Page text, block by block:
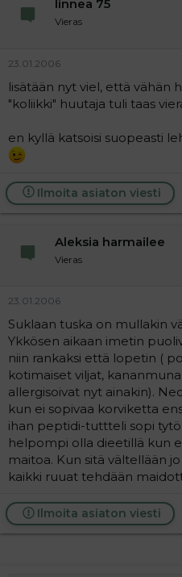
linnea 75
Vieras
23.01.2006
lisätään nyt viel, että vähän
"koliikki" huutaja tuli taas
en kyllä katsoisi suopeasti
Ilmoita asiaton viesti
Aleksia harmailee
Vieras
23.01.2006
Suklaan tuska on mullakin
Ykkösen aikaan imetin
niin rankaksi että lopetin (
kotimaiset viljat,
allergisoivat nyt ainakin).
kun ei sopivaa korviketta
ihan peptidi-tuttteli sopi
helpompi olla dieetillä kun
maitoa. Kun sitä vältellään
kaikki ruuat tehdään
Ilmoita asiaton viesti